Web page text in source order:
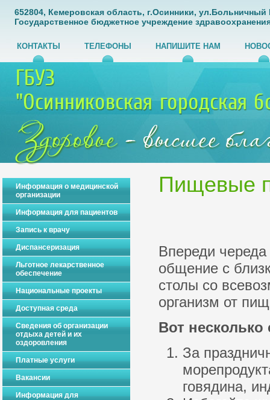
652804, Кемеровская область, г.Осинники, ул.Больничный
Государственное бюджетное учреждение
КОНТАКТЫ ТЕЛЕФОНЫ НАПИШИТЕ НАМ
Информация о медицинской
организации
Информация для пациентов
Запись к врачу
Диспансеризация
Льготное лекарственное
обеспечение
Национальные проекты
Доступная среда
Сведения об организации
отдыха детей и их
оздоровления
Платные услуги
Вакансии
Информация для
Пищевые
Впереди
общение с
столы со
организм от
Вот несколько
За
говядина,